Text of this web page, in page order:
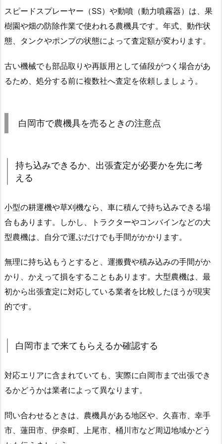
スピードスプレーヤー（SS）や動噴（動力噴霧器）は、果
樹園や畑の防除作業で使われる農機具です。年式、動作状
態、タンクやポンプの状態によって査定額が変わります。
古い機械でも部品取りや再販用として値段がつく場合があ
るため、処分する前に複数社へ査定を依頼しましょう。
白岡市で農機具を売るときの注意点
持ち込みできるか、出張査定が必要かを先に考
える
小型の耕運機や草刈機なら、車に積んで持ち込みできる場
合もあります。しかし、トラクターやコンバインなどの大
型農機は、自分で運ぶだけでも手間がかかります。
無理に持ち込もうとすると、運搬費や積み込みの手間がか
かり、かえって損をすることもあります。大型農機は、最
初から出張査定に対応している業者を比較したほうが現実
的です。
白岡市まで来てもらえるか確認する
対応エリアに含まれていても、実際に白岡市まで出張でき
るかどうかは業者によって異なります。
問い合わせるときは、農機具がある地区や、久喜市、幸手
市、蓮田市、伊奈町、上尾市、桶川市など周辺地域かどう